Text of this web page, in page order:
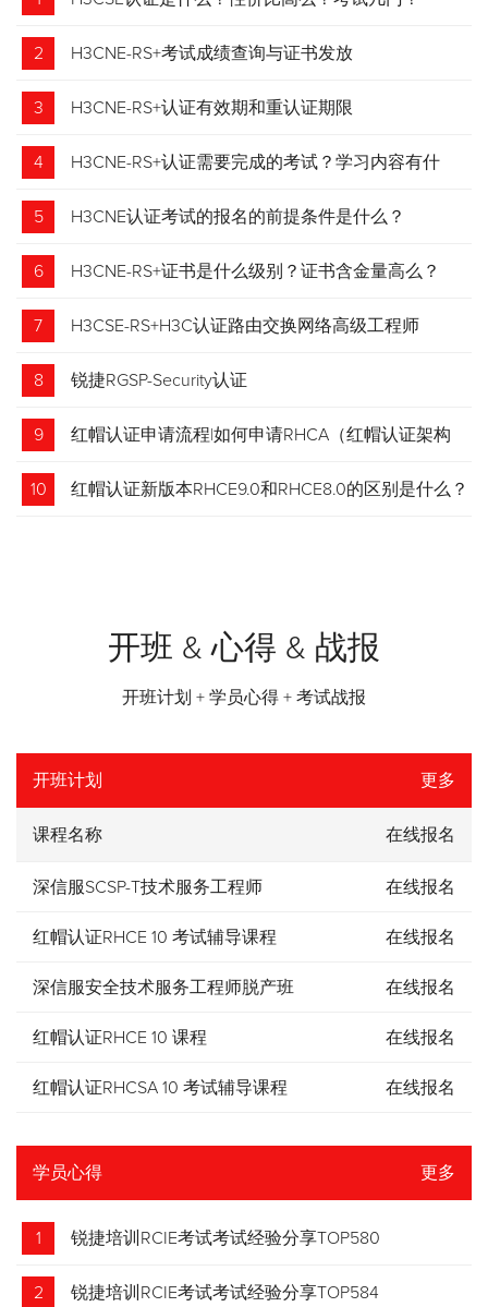
2 H3CNE-RS+考试成绩查询与证书发放
3 H3CNE-RS+认证有效期和重认证期限
4 H3CNE-RS+认证需要完成的考试？学习内容有什
么？
5 H3CNE认证考试的报名的前提条件是什么？
6 H3CNE-RS+证书是什么级别？证书含金量高么？
7 H3CSE-RS+H3C认证路由交换网络高级工程师
8 锐捷RGSP-Security认证
9 红帽认证申请流程|如何申请RHCA（红帽认证架构
师）证书？申请步骤请收藏！
10 红帽认证新版本RHCE9.0和RHCE8.0的区别是什么？
开班 & 心得 & 战报
开班计划 + 学员心得 + 考试战报
开班计划 更多
课程名称 在线报名
深信服SCSP-T技术服务工程师 在线报名
红帽认证RHCE 10 考试辅导课程 在线报名
深信服安全技术服务工程师脱产班 在线报名
红帽认证RHCE 10 课程 在线报名
红帽认证RHCSA 10 考试辅导课程 在线报名
学员心得 更多
1 锐捷培训RCIE考试考试经验分享TOP580
2 锐捷培训RCIE考试考试经验分享TOP584